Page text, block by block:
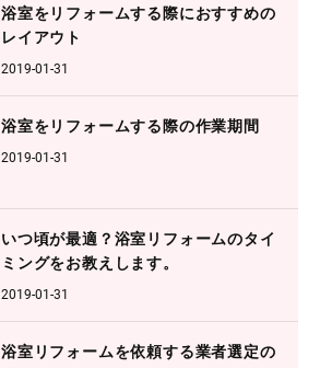
浴室をリフォームする際におすすめの
レイアウト
2019-01-31
浴室をリフォームする際の作業期間
2019-01-31
いつ頃が最適？浴室リフォームのタイ
ミングをお教えします。
2019-01-31
浴室リフォームを依頼する業者選定の